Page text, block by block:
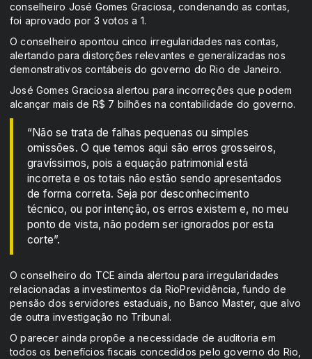
conselheiro José Gomes Graciosa, condenando as contas,
foi aprovado por 3 votos a 1.
O conselheiro apontou cinco irregularidades nas contas,
alertando para distorções relevantes e generalizadas nos
demonstrativos contábeis do governo do Rio de Janeiro.
José Gomes Graciosa alertou para incorreções que podem
alcançar mais de R$ 7 bilhões na contabilidade do governo.
“Não se trata de falhas pequenas ou simples
omissões. O que temos aqui são erros grosseiros,
gravíssimos, pois a equação patrimonial está
incorreta e os totais não estão sendo apresentados
de forma correta. Seja por desconhecimento
técnico, ou por intenção, os erros existem e, no meu
ponto de vista, não podem ser ignorados por esta
corte”.
O conselheiro do TCE ainda alertou para irregularidades
relacionadas a investimentos da RioPrevidência, fundo de
pensão dos servidores estaduais, no Banco Master, que alvo
de outra investigação no Tribunal.
O parecer ainda propõe a necessidade de auditoria em
todos os benefícios fiscais concedidos pelo governo do Rio,